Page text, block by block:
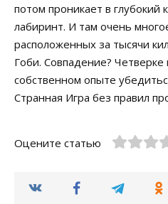
потом проникает в
лабиринт. И там очень
расположенных за тысячи
Гоби. Совпадение? Четверке
собственном опыте
Странная Игра без правил
Оцените статью